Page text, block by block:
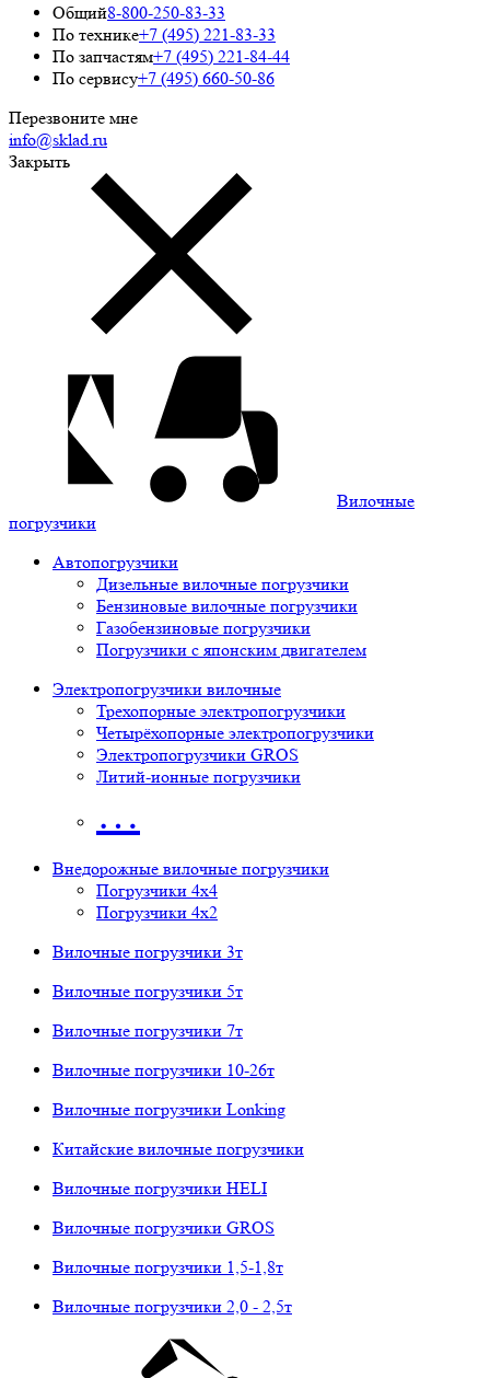
Общий8-800-250-83-33
По технике+7 (495) 221-83-33
По запчастям+7 (495) 221-84-44
По сервису+7 (495) 660-50-86
Перезвоните мне
info@sklad.ru
Закрыть
Вилочные
погрузчики
Автопогрузчики
Дизельные вилочные погрузчики
Бензиновые вилочные погрузчики
Газобензиновые погрузчики
Погрузчики с японским двигателем
Электропогрузчики вилочные
Трехопорные электропогрузчики
Четырёхопорные электропогрузчики
Электропогрузчики GROS
Литий-ионные погрузчики
…
Внедорожные вилочные погрузчики
Погрузчики 4х4
Погрузчики 4х2
Вилочные погрузчики 3т
Вилочные погрузчики 5т
Вилочные погрузчики 7т
Вилочные погрузчики 10-26т
Вилочные погрузчики Lonking
Китайские вилочные погрузчики
Вилочные погрузчики HELI
Вилочные погрузчики GROS
Вилочные погрузчики 1,5-1,8т
Вилочные погрузчики 2,0 - 2,5т